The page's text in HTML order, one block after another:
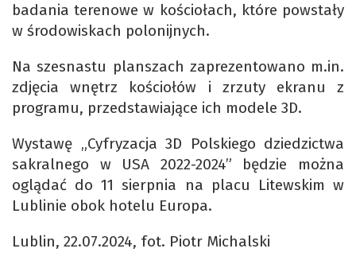
badania terenowe w kościołach, które powstały
w środowiskach polonijnych.
Na szesnastu planszach zaprezentowano m.in.
zdjęcia wnętrz kościołów i zrzuty ekranu z
programu, przedstawiające ich modele 3D.
Wystawę „Cyfryzacja 3D Polskiego dziedzictwa
sakralnego w USA 2022-2024” będzie można
oglądać do 11 sierpnia na placu Litewskim w
Lublinie obok hotelu Europa.
Lublin, 22.07.2024, fot. Piotr Michalski